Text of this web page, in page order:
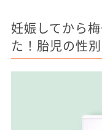
妊娠してから
た！胎児の性